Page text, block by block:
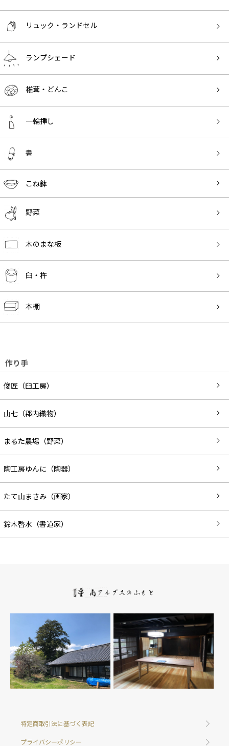
リュック・ランドセル
ランプシェード
椎茸・どんこ
一輪挿し
書
こね鉢
野菜
木のまな板
臼・杵
本棚
作り手
俊匠（臼工房）
山七（郡内織物）
まるた農場（野菜）
陶工房ゆんに（陶器）
たて山まさみ（画家）
鈴木啓水（書道家）
特定商取引法に基づく表記
プライバシーポリシー